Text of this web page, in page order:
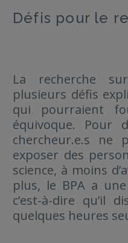
Défis pour le
La recherche
plusieurs défis
qui pourraient
équivoque. Pour
chercheur.e.s ne
exposer des
science, à moins
plus, le BPA a
c’est-à-dire qu’il
quelques heures